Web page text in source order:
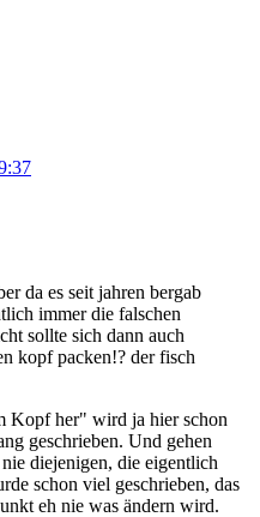
da es seit jahren bergab
immer die falschen
sollte sich dann auch
kopf packen!? der fisch
Kopf her" wird ja hier schon
geschrieben. Und gehen
diejenigen, die eigentlich
schon viel geschrieben, das
eh nie was ändern wird.